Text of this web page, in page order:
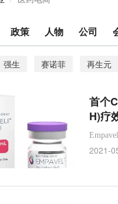
政策 人物 公司
强生 赛诺菲 再生元
Verastem
克罗恩病 修美乐
艾伯维
首个
H)疗
2021-